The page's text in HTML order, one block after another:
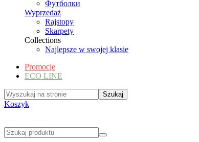
Футболки
Wyprzedaż
Rajstopy
Skarpety
Collections
Najlepsze w swojej klasie
Promocje
ECO LINE
Koszyk